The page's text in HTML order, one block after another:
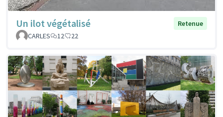
Un ilot végétalisé
Retenue
CARLES
12 22